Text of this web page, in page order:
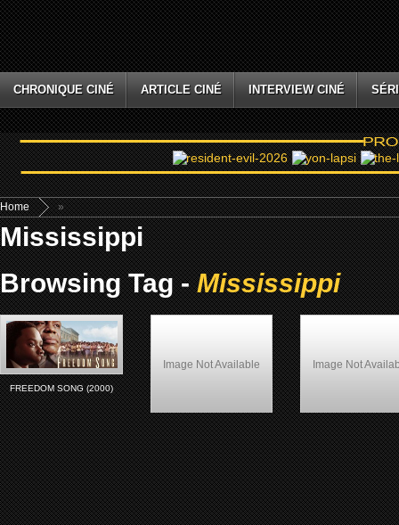
CHRONIQUE CINÉ ARTICLE CINÉ INTERVIEW CINÉ
Home »
Mississippi
Browsing Tag -Mississippi
FREEDOM SONG (2000)
Image Not Available
Perpète (1999)
Image Not
Down in the Delta